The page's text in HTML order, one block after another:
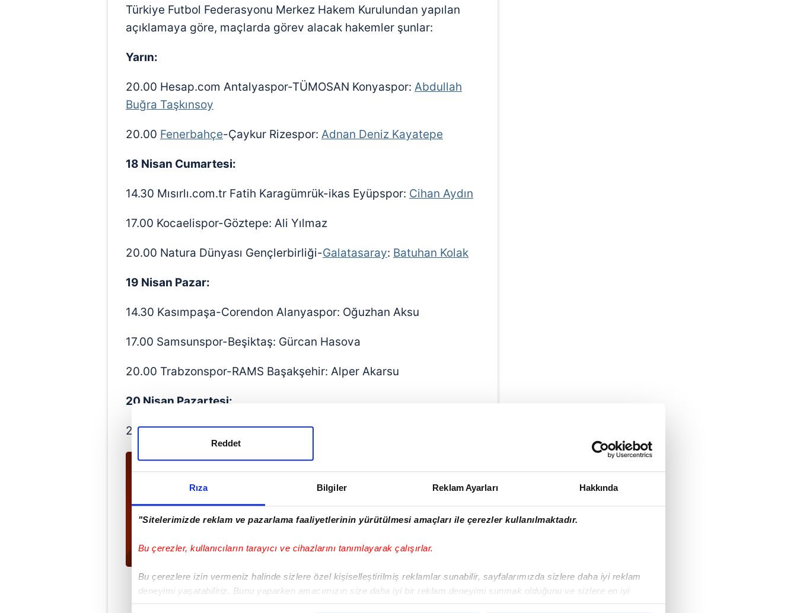
Rıza Bilgiler Reklam Ayarları Hakkında
"Sitelerimizde reklam ve pazarlama faaliyetlerinin yürütülmesi amaçları ile çerezler kullanılmaktadır.
Bu çerezler, kullanıcıların tarayıcı ve cihazlarını tanımlayarak çalışırlar.
Bu çerezlere izin vermeniz halinde sizlere özel kişiselleştirilmiş reklamlar sunabilir, sayfalarımızda sizlere daha iyi reklam
deneyimi yaşatabiliriz. Bunu yaparken amacımızın size daha iyi bir reklam deneyimi sunmak olduğunu ve sizlere en iyi
içerikleri sunabilmek adına elimizden gelen çabayı gösterdiğimizi ve bu noktada, reklamların maliyetlerimizi karşılamak
Reddet
Türkiye Futbol Federasyonu Merkez Hakem Kurulundan yapılan
açıklamaya göre, maçlarda görev alacak hakemler şunlar:
Yarın:
20.00 Hesap.com Antalyaspor-TÜMOSAN Konyaspor: Abdullah
Buğra Taşkınsoy
20.00 Fenerbahçe-Çaykur Rizespor: Adnan Deniz Kayatepe
18 Nisan Cumartesi:
14.30 Mısırlı.com.tr Fatih Karagümrük-ikas Eyüpspor: Cihan Aydın
17.00 Kocaelispor-Göztepe: Ali Yılmaz
20.00 Natura Dünyası Gençlerbirliği-Galatasaray: Batuhan Kolak
19 Nisan Pazar:
14.30 Kasımpaşa-Corendon Alanyaspor: Oğuzhan Aksu
17.00 Samsunspor-Beşiktaş: Gürcan Hasova
20.00 Trabzonspor-RAMS Başakşehir: Alper Akarsu
20 Nisan Pazartesi:
20.00 Gaziantep FK-Zecorner Kayserispor: Atilla Karaoğlan
Haber Girişi